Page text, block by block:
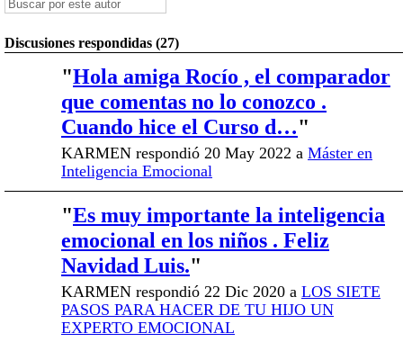
Discusiones respondidas (27)
"Hola amiga Rocío , el comparador
que comentas no lo conozco .
Cuando hice el Curso d…"
KARMEN respondió 20 May 2022 a Máster en
Inteligencia Emocional
"Es muy importante la inteligencia
emocional en los niños . Feliz
Navidad Luis."
KARMEN respondió 22 Dic 2020 a LOS SIETE
PASOS PARA HACER DE TU HIJO UN
EXPERTO EMOCIONAL